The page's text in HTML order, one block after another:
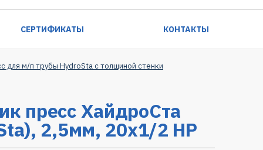
СЕРТИФИКАТЫ КОНТАКТЫ
для м/п трубы HydroSta с толщиной стенки
пресс ХайдроСта
2,5мм, 20х1/2 НР